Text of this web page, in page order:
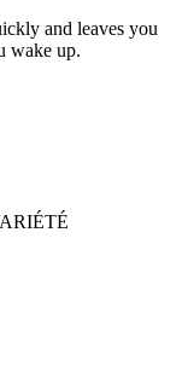
and leaves you
wake up.